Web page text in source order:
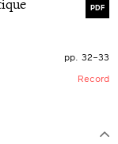
PDF
pp. 32–33
Record